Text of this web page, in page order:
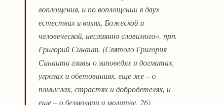
воплощения, и по воплощении в двух
естествах и волях, Божеской и
человеческой, неслиянно славимого». прп.
Григорий Синаит. (Святого Григория
Синаита главы о заповедях и догматах,
угрозах и обетованиях, еще же – о
помыслах, страстях и добродетелях, и
еще – о безмолвии и молитве, 26)